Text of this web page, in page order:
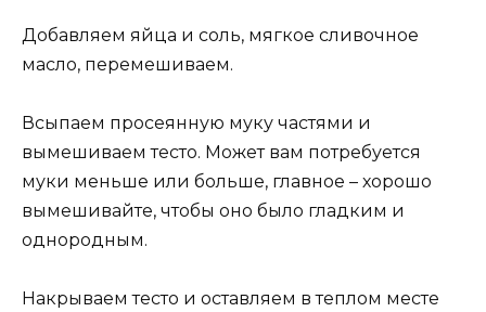
Добавляем яйца и соль, мягкое сливочное
масло, перемешиваем.
Всыпаем просеянную муку частями и
вымешиваем тесто. Может вам потребуется
муки меньше или больше, главное – хорошо
вымешивайте, чтобы оно было гладким и
однородным.
Накрываем тесто и оставляем в теплом месте